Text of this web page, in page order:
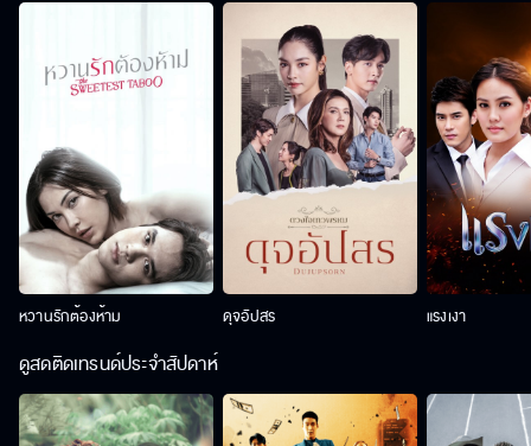
หวานรักต้องห้าม ดุจอัปสร แรงเงา
ดูสดติดเทรนด์ประจำสัปดาห์